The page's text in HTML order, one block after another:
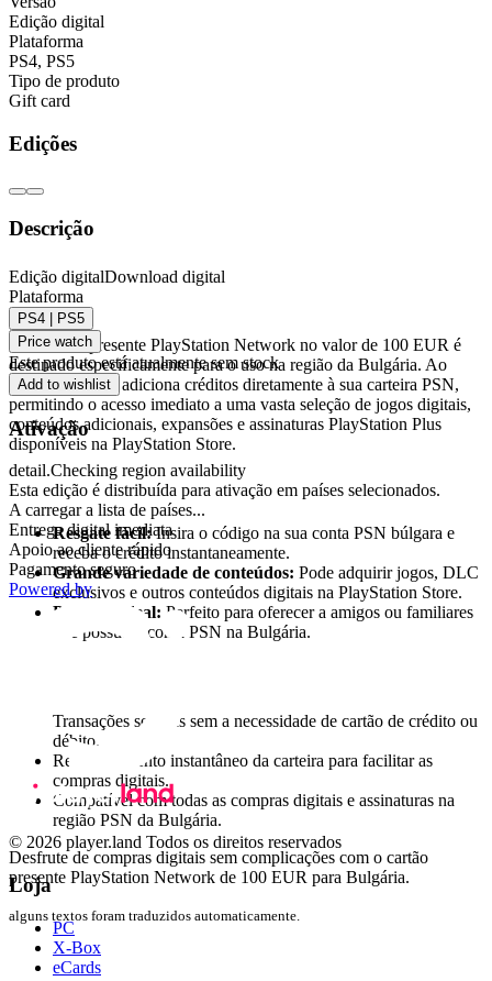
Edição digital
Plataforma
PS4, PS5
Tipo de produto
Gift card
Edições
Descrição
Cartão presente PlayStation Network 100 EUR
(BG) - PSN BULGARIA
Este cartão presente PlayStation Network no valor de 100 EUR é
destinado especificamente para o uso na região da Bulgária. Ao
resgatá-lo, você adiciona créditos diretamente à sua carteira PSN,
permitindo o acesso imediato a uma vasta seleção de jogos digitais,
conteúdos adicionais, expansões e assinaturas PlayStation Plus
disponíveis na PlayStation Store.
Principais funcionalidades
Resgate fácil:Insira o código na sua conta PSN búlgara e
receba o crédito instantaneamente.
Grande variedade de conteúdos: Pode adquirir jogos, DLC
exclusivos e outros conteúdos digitais na PlayStation Store.
Presente ideal: Perfeito para oferecer a amigos ou familiares
que possuem conta PSN na Bulgária.
Transações seguras sem a necessidade de cartão de crédito ou
débito.
Recarregamento instantâneo da carteira para facilitar as
compras digitais.
Compatível com todas as compras digitais e assinaturas na
região PSN da Bulgária.
Desfrute de compras digitais sem complicações com o cartão
presente PlayStation Network de 100 EUR para Bulgária.
alguns textos foram traduzidos automaticamente.
Edição digitalDownload digital
Plataforma
PS4 | PS5
Price watch
Este produto está atualmente sem stock
Add to wishlist
Ativação
detail.Checking region availability
Esta edição é distribuída para ativação em países selecionados.
A carregar a lista de países...
Entrega digital imediata
Apoio ao cliente rápido
Pagamento seguro
Powered by
© 2026 player.land Todos os direitos reservados
Loja
PC
X-Box
eCards